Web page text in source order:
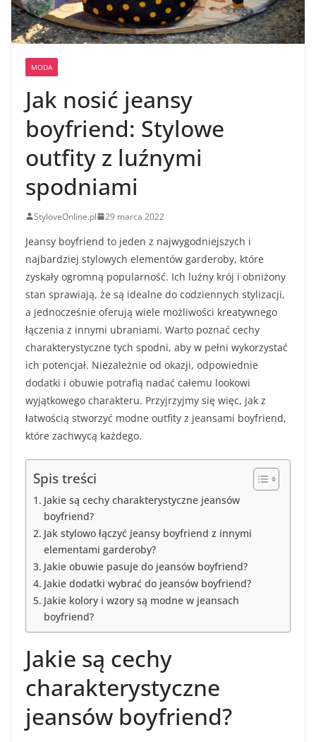
MODA
Jak nosić jeansy
boyfriend: Stylowe
outfity z luźnymi
spodniami
StyloveOnline.pl 29 marca 2022
Jeansy boyfriend to jeden z najwygodniejszych i
najbardziej stylowych elementów garderoby, które
zyskały ogromną popularność. Ich luźny krój i obniżony
stan sprawiają, że są idealne do codziennych stylizacji,
a jednocześnie oferują wiele możliwości kreatywnego
łączenia z innymi ubraniami. Warto poznać cechy
charakterystyczne tych spodni, aby w pełni wykorzystać
ich potencjał. Niezależnie od okazji, odpowiednie
dodatki i obuwie potrafią nadać całemu lookowi
wyjątkowego charakteru. Przyjrzyjmy się więc, jak z
łatwością stworzyć modne outfity z jeansami boyfriend,
które zachwycą każdego.
Spis treści
Jakie są cechy charakterystyczne jeansów
boyfriend?
Jak stylowo łączyć jeansy boyfriend z innymi
elementami garderoby?
Jakie obuwie pasuje do jeansów boyfriend?
Jakie dodatki wybrać do jeansów boyfriend?
Jakie kolory i wzory są modne w jeansach
boyfriend?
Jakie są cechy
charakterystyczne
jeansów boyfriend?